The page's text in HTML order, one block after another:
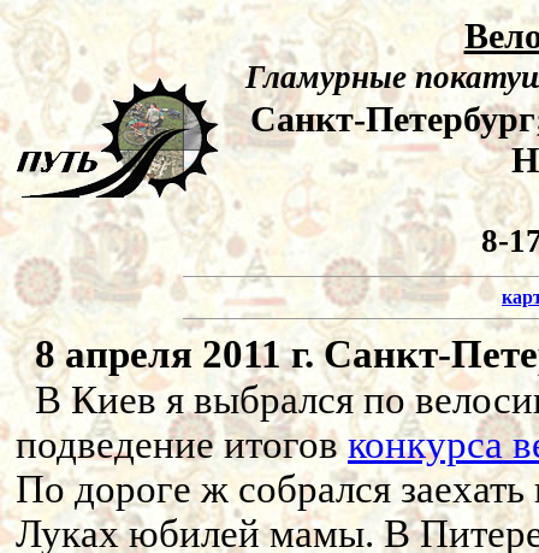
Гламурные
Санкт-
8-
8 апреля 2011 г. Санкт-
В Киев я выбрался по
подведение итоговконкурса
По дороге ж собрался
Луках юбилей мамы. В Питере